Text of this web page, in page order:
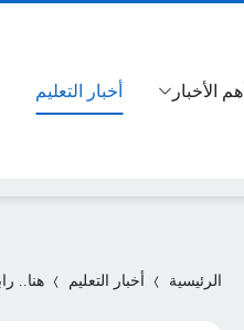
أهم الأخبار أخبار التعليم
الرئيسية أخبار التعليم هنا.. رابط